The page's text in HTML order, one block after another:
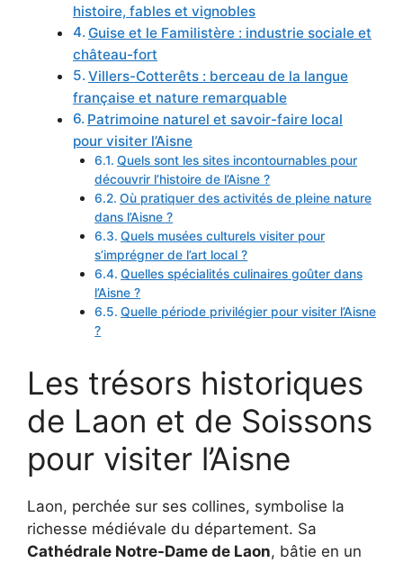
histoire, fables et vignobles
Guise et le Familistère : industrie sociale et
château-fort
Villers-Cotterêts : berceau de la langue
française et nature remarquable
Patrimoine naturel et savoir-faire local
pour visiter l’Aisne
Quels sont les sites incontournables pour
découvrir l’histoire de l’Aisne ?
Où pratiquer des activités de pleine nature
dans l’Aisne ?
Quels musées culturels visiter pour
s’imprégner de l’art local ?
Quelles spécialités culinaires goûter dans
l’Aisne ?
Quelle période privilégier pour visiter l’Aisne
?
Les trésors historiques
de Laon et de Soissons
pour visiter l’Aisne
Laon, perchée sur ses collines, symbolise la
richesse médiévale du département. Sa
Cathédrale Notre-Dame de Laon, bâtie en un